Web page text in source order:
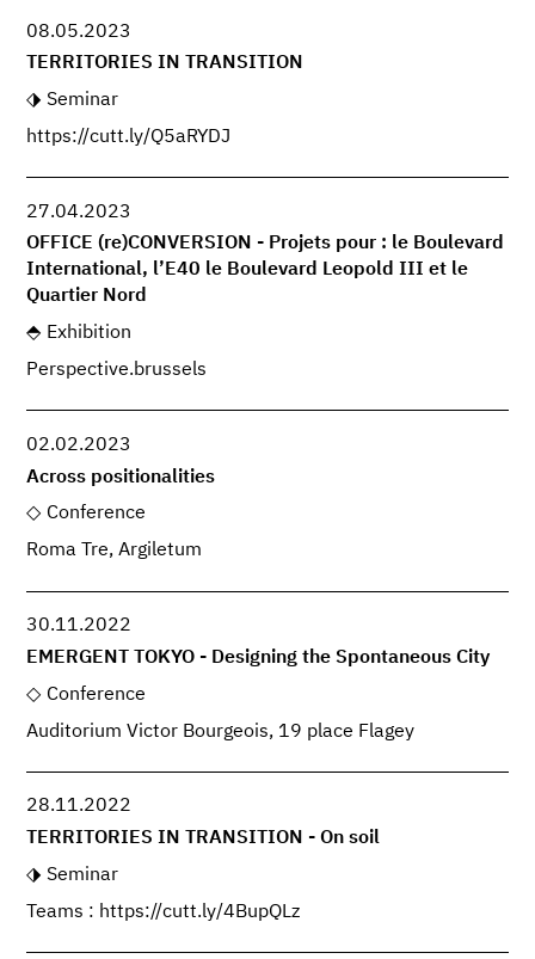
08.05.2023
TERRITORIES IN TRANSITION
Seminar
https://cutt.ly/Q5aRYDJ
27.04.2023
OFFICE (re)CONVERSION - Projets pour : le Boulevard
International, l’E40 le Boulevard Leopold III et le
Quartier Nord
Exhibition
Perspective.brussels
02.02.2023
Across positionalities
Conference
Roma Tre, Argiletum
30.11.2022
EMERGENT TOKYO - Designing the Spontaneous City
Conference
Auditorium Victor Bourgeois, 19 place Flagey
28.11.2022
TERRITORIES IN TRANSITION - On soil
Seminar
Teams : https://cutt.ly/4BupQLz